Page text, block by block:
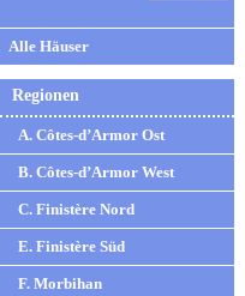
Alle Häuser
Regionen
A. Côtes-d’Armor Ost
B. Côtes-d’Armor West
C. Finistère Nord
E. Finistère Süd
F. Morbihan